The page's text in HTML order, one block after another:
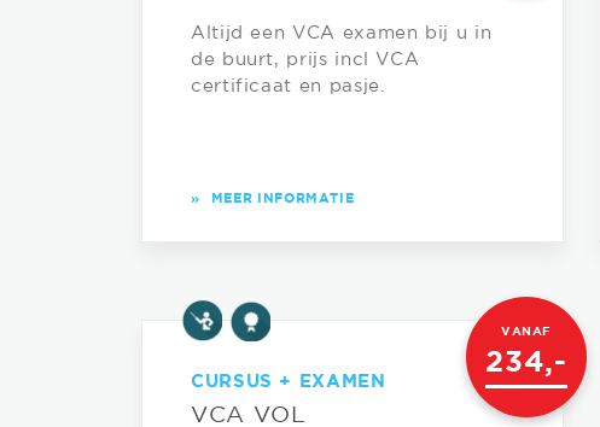
Altijd een VCA examen bij u in
de buurt, prijs incl VCA
certificaat en pasje.
» MEER INFORMATIE
CURSUS + EXAMEN
VCA VOL
VANAF
234,-